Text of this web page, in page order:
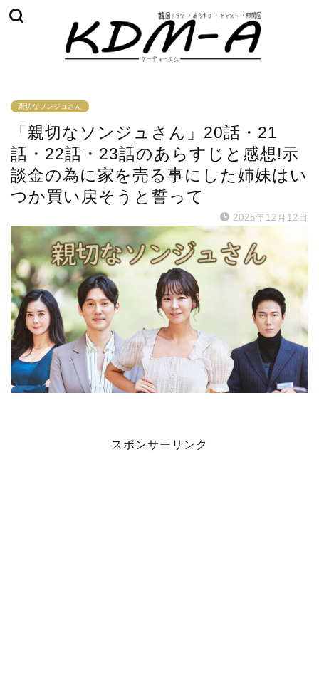
親切なソンジュさん
「親切なソンジュさん」20話・21
話・22話・23話のあらすじと感想!示
談金の為に家を売る事にした姉妹はい
つか買い戻そうと誓って
2025年12月12日
スポンサーリンク